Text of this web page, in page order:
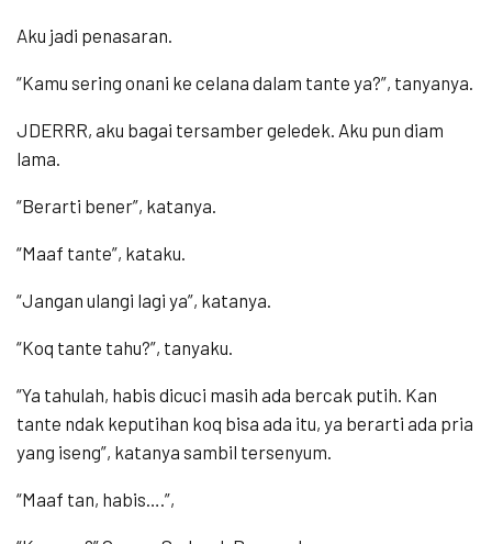
Aku jadi penasaran.
“Kamu sering onani ke celana dalam tante ya?”, tanyanya.
JDERRR, aku bagai tersamber geledek. Aku pun diam
lama.
“Berarti bener”, katanya.
“Maaf tante”, kataku.
“Jangan ulangi lagi ya”, katanya.
“Koq tante tahu?”, tanyaku.
“Ya tahulah, habis dicuci masih ada bercak putih. Kan
tante ndak keputihan koq bisa ada itu, ya berarti ada pria
yang iseng”, katanya sambil tersenyum.
“Maaf tan, habis….”,